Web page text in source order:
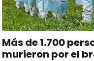
Más de 1.700
murieron por el